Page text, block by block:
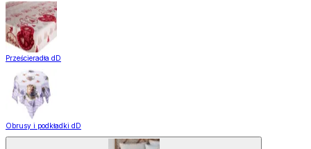
Prześcieradła dD
Obrusy i podkładki dD